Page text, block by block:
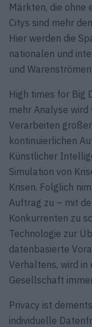
Märkten, die ohne
Citys sind mehr
Hier werden die
nationalen und
und
High times for Big
mehr Analyse
Verarbeiten
kontinuierlichen
Künstlicher
Simulation von
Krisen. Folglich
Auftrag zu – mit
Konkurrenten zu
Technologie zur
datenbasierte
Verhaltens, wird
Gesellschaft
Privacy ist
individuelle